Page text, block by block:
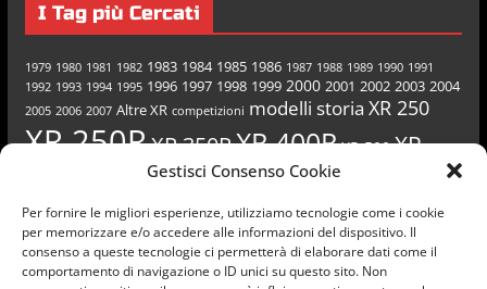
Gestisci Consenso Cookie
Per fornire le migliori esperienze, utilizziamo tecnologie come i cookie
per memorizzare e/o accedere alle informazioni del dispositivo. Il
consenso a queste tecnologie ci permetterà di elaborare dati come il
comportamento di navigazione o ID unici su questo sito. Non
I Tag più Cercati
1979 1980 1981 1982 1983 1984 1985 1986 1987 1988 1989 1990 1991
1992 1993 1994 1995 1996 1997 1998 1999 2000 2001 2002 2003 2004
2005 2006 2007 Altre XR competizioni modelli storia XR 250
XR 250RXR 350RXR 400R XR 500 XR
XR 600R XR 650R